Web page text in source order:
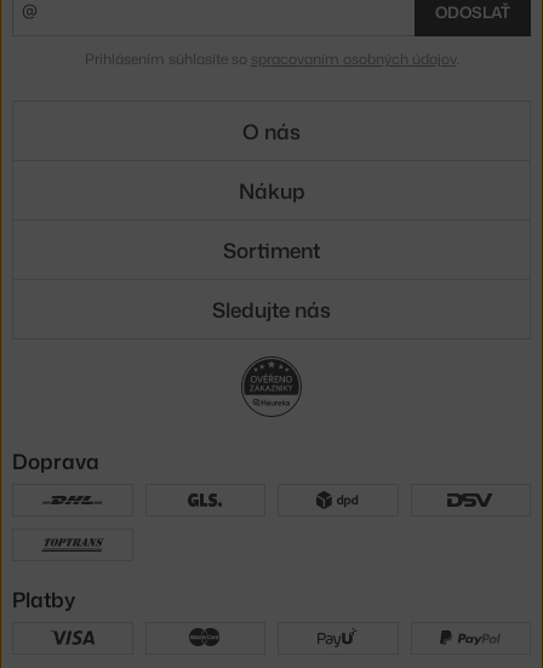
ODOSLAŤ
Prihlásením súhlasíte so spracovaním osobných údajov.
O nás
Nákup
Sortiment
Sledujte nás
Doprava
Platby